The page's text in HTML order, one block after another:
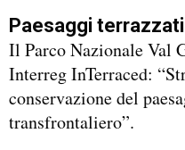
Paesaggi terrazzati
Il Parco Nazionale Val
Interreg InTerraced:
conservazione del
transfrontaliero”.